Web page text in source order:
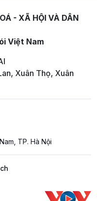
- XÃ HỘI VÀ DÂN
Việt Nam
Xuân Thọ, Xuân
TP. Hà Nội